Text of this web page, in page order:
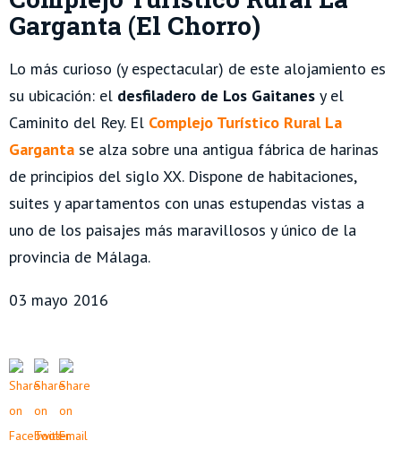
Garganta (El Chorro)
Lo más curioso (y espectacular) de este alojamiento es
su ubicación: el desfiladero de Los Gaitanes y el
Caminito del Rey. El Complejo Turístico Rural La
Garganta se alza sobre una antigua fábrica de harinas
de principios del siglo XX. Dispone de habitaciones,
suites y apartamentos con unas estupendas vistas a
uno de los paisajes más maravillosos y único de la
provincia de Málaga.
03 mayo 2016